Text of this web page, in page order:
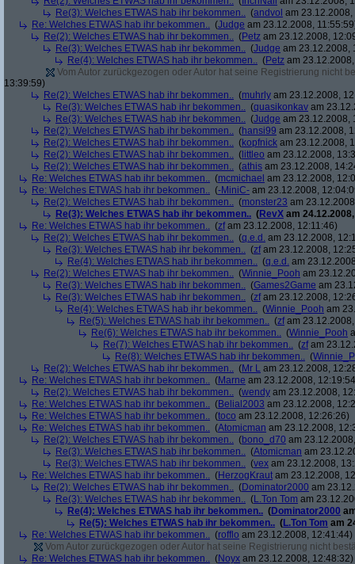
Re(3): Welches ETWAS hab ihr bekommen.. (andvol am
Re: Welches ETWAS hab ihr bekommen.. (Judge am 23.12.2008,
Re(2): Welches ETWAS hab ihr bekommen.. (Petz am 23.12.2008,
Re(3): Welches ETWAS hab ihr bekommen.. (Judge am 23.12.2008,
Re(4): Welches ETWAS hab ihr bekommen.. (Petz am
Vom Autor zurückgezogen oder Autor hat seine Registrierung nicht
13:39:59)
Re(2): Welches ETWAS hab ihr bekommen.. (muhrly am 23.12.2008,
Re(3): Welches ETWAS hab ihr bekommen.. (quasikonkav am
Re(3): Welches ETWAS hab ihr bekommen.. (Judge am 23.12.2008,
Re(2): Welches ETWAS hab ihr bekommen.. (hansi99 am 23.12.2008,
Re(2): Welches ETWAS hab ihr bekommen.. (kopfnick am 23.12.2008,
Re(2): Welches ETWAS hab ihr bekommen.. ( littleo am 23.12.2008,
Re(2): Welches ETWAS hab ihr bekommen.. (athis am 23.12.2008,
Re: Welches ETWAS hab ihr bekommen.. (mcmichael am 23.12.2008,
Re: Welches ETWAS hab ihr bekommen.. (-MiniC- am 23.12.2008,
Re(2): Welches ETWAS hab ihr bekommen.. (monster23 am
Re(3): Welches ETWAS hab ihr bekommen.. (RevX am
Re: Welches ETWAS hab ihr bekommen.. (zfam 23.12.2008, 12:11:46)
Re(2): Welches ETWAS hab ihr bekommen.. (q.e.d. am 23.12.2008,
Re(3): Welches ETWAS hab ihr bekommen.. (zfam 23.12.2008,
Re(4): Welches ETWAS hab ihr bekommen.. (q.e.d. am
Re(2): Welches ETWAS hab ihr bekommen.. (Winnie_Pooh am
Re(3): Welches ETWAS hab ihr bekommen.. (Games2Game am
Re(3): Welches ETWAS hab ihr bekommen.. (zfam 23.12.2008,
Re(4): Welches ETWAS hab ihr bekommen.. (Winnie_Pooh am
Re(5): Welches ETWAS hab ihr bekommen.. (zfam
Re(6): Welches ETWAS hab ihr bekommen.. (Winnie_Pooh
Re(7): Welches ETWAS hab ihr bekommen.. (zfam
Re(8): Welches ETWAS hab ihr bekommen.. (
Re(2): Welches ETWAS hab ihr bekommen.. (Mr L am 23.12.2008,
Re: Welches ETWAS hab ihr bekommen.. (Marne am 23.12.2008,
Re(2): Welches ETWAS hab ihr bekommen.. (wendy am 23.12.2008,
Re: Welches ETWAS hab ihr bekommen.. (Belial2003 am 23.12.2008,
Re: Welches ETWAS hab ihr bekommen.. (toco am 23.12.2008, 12:26:26)
Re: Welches ETWAS hab ihr bekommen.. (Atomicman am 23.12.2008,
Re(2): Welches ETWAS hab ihr bekommen.. (bono_d70 am
Re(3): Welches ETWAS hab ihr bekommen.. (Atomicman am
Re(3): Welches ETWAS hab ihr bekommen.. (vex am 23.12.2008,
Re: Welches ETWAS hab ihr bekommen.. (HerzogKraut am 23.12.2008,
Re(2): Welches ETWAS hab ihr bekommen.. (Dominator2000 am
Re(3): Welches ETWAS hab ihr bekommen.. (L.Ton Tom am
Re(4): Welches ETWAS hab ihr bekommen.. (Dominator2000
Re(5): Welches ETWAS hab ihr bekommen.. (L.Ton Tom am
Re: Welches ETWAS hab ihr bekommen.. (rofflo am 23.12.2008, 12:41:44)
Vom Autor zurückgezogen oder Autor hat seine Registrierung nicht
Re: Welches ETWAS hab ihr bekommen.. (Noyx am 23.12.2008, 12:48:32)